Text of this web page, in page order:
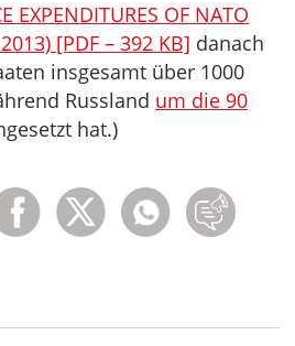
EXPENDITURES OF NATO
[PDF – 392 KB] danach
insgesamt über 1000
Russland um die 90
hat.)